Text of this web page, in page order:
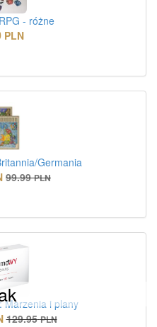
- różne
PLN
Germania
99.99 PLN
Marzenia i plany
129.95 PLN